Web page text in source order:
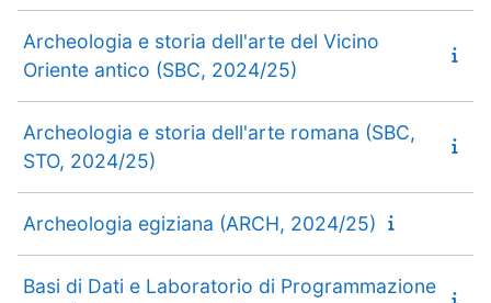
Archeologia e storia dell'arte del Vicino
Oriente antico (SBC, 2024/25)
Archeologia e storia dell'arte romana (SBC,
STO, 2024/25)
Archeologia egiziana (ARCH, 2024/25)
Basi di Dati e Laboratorio di Programmazione